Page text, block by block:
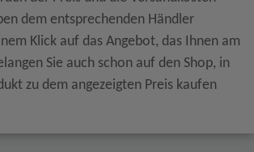
dem entsprechenden Händler
Klick auf das Angebot, das Ihnen am
Sie auch schon auf den Shop, in
zu dem angezeigten Preis kaufen